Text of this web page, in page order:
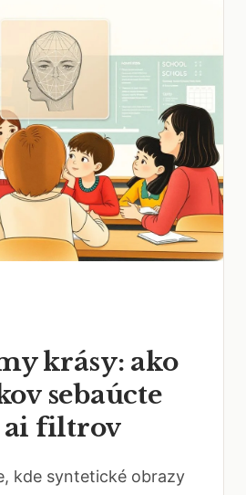
krásy: ako
sebaúcte
ai filtrov
kde syntetické obrazy